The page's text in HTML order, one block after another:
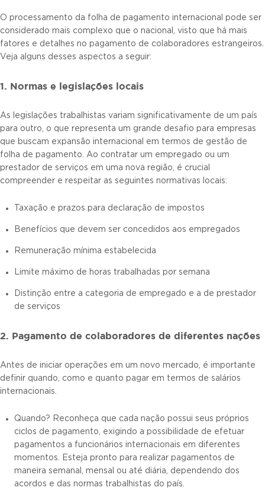
O processamento da folha de pagamento internacional pode ser
considerado mais complexo que o nacional, visto que há mais
fatores e detalhes no pagamento de colaboradores estrangeiros.
Veja alguns desses aspectos a seguir:
1. Normas e legislações locais
As legislações trabalhistas variam significativamente de um país
para outro, o que representa um grande desafio para empresas
que buscam expansão internacional em termos de gestão de
folha de pagamento. Ao contratar um empregado ou um
prestador de serviços em uma nova região, é crucial
compreender e respeitar as seguintes normativas locais:
Taxação e prazos para declaração de impostos
Benefícios que devem ser concedidos aos empregados
Remuneração mínima estabelecida
Limite máximo de horas trabalhadas por semana
Distinção entre a categoria de empregado e a de prestador
de serviços
2. Pagamento de colaboradores de diferentes nações
Antes de iniciar operações em um novo mercado, é importante
definir quando, como e quanto pagar em termos de salários
internacionais.
Quando? Reconheça que cada nação possui seus próprios
ciclos de pagamento, exigindo a possibilidade de efetuar
pagamentos a funcionários internacionais em diferentes
momentos. Esteja pronto para realizar pagamentos de
maneira semanal, mensal ou até diária, dependendo dos
acordos e das normas trabalhistas do país.